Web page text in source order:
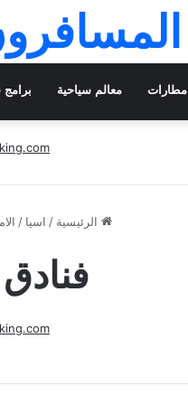
مطارات معالم سياحية برامج
الرئيسية / اسيا /